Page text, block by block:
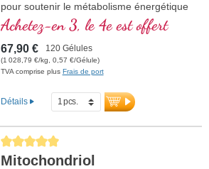
pour soutenir le métabolisme énergétique
et la santé cellulaire. Elle comprend du
NADH, du Q10, du Resvératrol et de la
Thiamine, qui favorisent le métabolisme
énergétique, ainsi que de l'acide R-Alpha-
Lipoïque dans la précieuse forme de
aluminium et plus de 20 ans d'expérience
garantissent la plus haute qualité.
plus d'informations sur
Mitochondrium forte PRO
Achetez-en 3, le 4e est offert
67,90 € 120 Gélules
(1 028,79 €/kg, 0,57 €/Gélule)
TVA comprise plus Frais de port
Détails
Average rating of 5 out of 5 stars
Mitochondriol